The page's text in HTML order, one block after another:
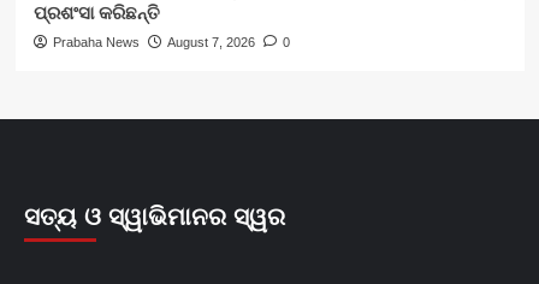
ପ୍ରଶଂସା କରିଛନ୍ତି
Prabaha News August 7, 2026 0
ସତ୍ୟ ଓ ସ୍ୱାଭିମାନର ସ୍ୱର